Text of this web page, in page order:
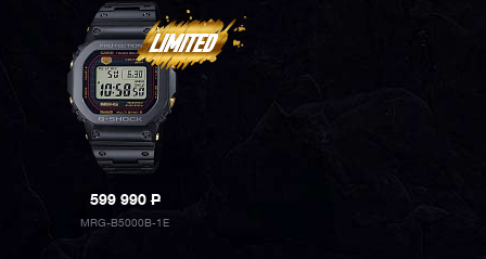
599 990P
MRG-B5000B-1E